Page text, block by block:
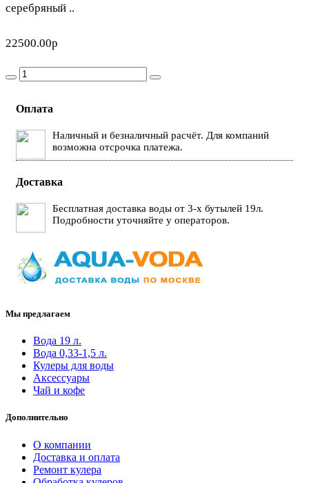
серебряный ..
22500.00р
Оплата
Наличный и безналичный расчёт. Для компаний
возможна отсрочка платежа.
Доставка
Бесплатная доставка воды от 3-х бутылей 19л.
Подробности уточняйте у операторов.
Мы предлагаем
Вода 19 л.
Вода 0,33-1,5 л.
Кулеры для воды
Аксессуары
Чай и кофе
Дополнительно
О компании
Доставка и оплата
Ремонт кулера